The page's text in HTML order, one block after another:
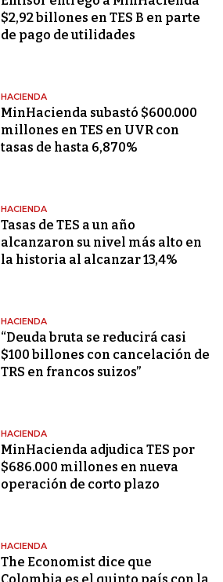
$2,92 billones en TES B en parte
de pago de utilidades
HACIENDA
MinHacienda subastó $600.000
millones en TES en UVR con
tasas de hasta 6,870%
HACIENDA
Tasas de TES a un año
alcanzaron su nivel más alto en
la historia al alcanzar 13,4%
HACIENDA
“Deuda bruta se reducirá casi
$100 billones con cancelación de
TRS en francos suizos”
HACIENDA
MinHacienda adjudica TES por
$686.000 millones en nueva
operación de corto plazo
HACIENDA
The Economist dice que